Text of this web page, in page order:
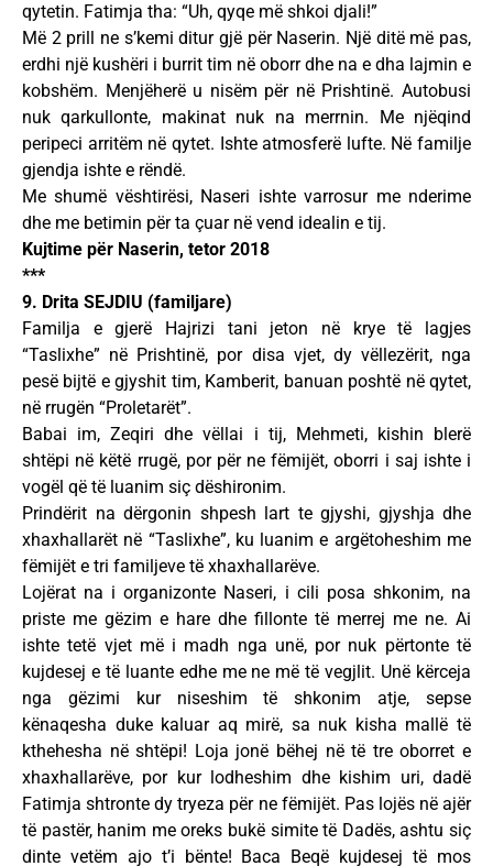
qytetin. Fatimja tha: “Uh, qyqe më shkoi djali!”
Më 2 prill ne s’kemi ditur gjë për Naserin. Një ditë më pas,
erdhi një kushëri i burrit tim në oborr dhe na e dha lajmin e
kobshëm. Menjëherë u nisëm për në Prishtinë. Autobusi
nuk qarkullonte, makinat nuk na merrnin. Me njëqind
peripeci arritëm në qytet. Ishte atmosferë lufte. Në familje
gjendja ishte e rëndë.
Me shumë vështirësi, Naseri ishte varrosur me nderime
dhe me betimin për ta çuar në vend idealin e tij.
Kujtime për Naserin, tetor 2018
***
9. Drita SEJDIU (familjare)
Familja e gjerë Hajrizi tani jeton në krye të lagjes
“Taslixhe” në Prishtinë, por disa vjet, dy vëllezërit, nga
pesë bijtë e gjyshit tim, Kamberit, banuan poshtë në qytet,
në rrugën “Proletarët”.
Babai im, Zeqiri dhe vëllai i tij, Mehmeti, kishin blerë
shtëpi në këtë rrugë, por për ne fëmijët, oborri i saj ishte i
vogël që të luanim siç dëshironim.
Prindërit na dërgonin shpesh lart te gjyshi, gjyshja dhe
xhaxhallarët në “Taslixhe”, ku luanim e argëtoheshim me
fëmijët e tri familjeve të xhaxhallarëve.
Lojërat na i organizonte Naseri, i cili posa shkonim, na
priste me gëzim e hare dhe fillonte të merrej me ne. Ai
ishte tetë vjet më i madh nga unë, por nuk përtonte të
kujdesej e të luante edhe me ne më të vegjlit. Unë kërceja
nga gëzimi kur niseshim të shkonim atje, sepse
kënaqesha duke kaluar aq mirë, sa nuk kisha mallë të
kthehesha në shtëpi! Loja jonë bëhej në të tre oborret e
xhaxhallarëve, por kur lodheshim dhe kishim uri, dadë
Fatimja shtronte dy tryeza për ne fëmijët. Pas lojës në ajër
të pastër, hanim me oreks bukë simite të Dadës, ashtu siç
dinte vetëm ajo t’i bënte! Baca Beqë kujdesej të mos